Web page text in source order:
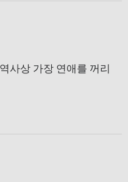
사상 가장 연애를 꺼리